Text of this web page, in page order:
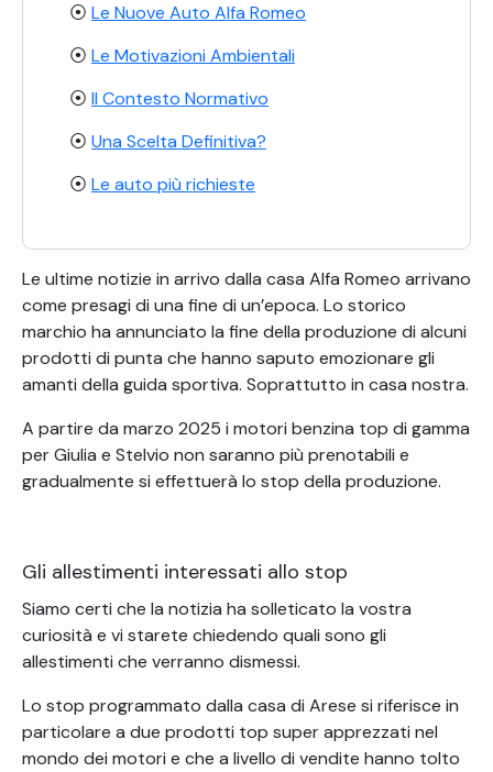
Le Nuove Auto Alfa Romeo
Le Motivazioni Ambientali
Il Contesto Normativo
Una Scelta Definitiva?
Le auto più richieste
Le ultime notizie in arrivo dalla casa Alfa Romeo arrivano
come presagi di una fine di un’epoca. Lo storico
marchio ha annunciato la fine della produzione di alcuni
prodotti di punta che hanno saputo emozionare gli
amanti della guida sportiva. Soprattutto in casa nostra.
A partire da marzo 2025 i motori benzina top di gamma
per Giulia e Stelvio non saranno più prenotabili e
gradualmente si effettuerà lo stop della produzione.
Gli allestimenti interessati allo stop
Siamo certi che la notizia ha solleticato la vostra
curiosità e vi starete chiedendo quali sono gli
allestimenti che verranno dismessi.
Lo stop programmato dalla casa di Arese si riferisce in
particolare a due prodotti top super apprezzati nel
mondo dei motori e che a livello di vendite hanno tolto